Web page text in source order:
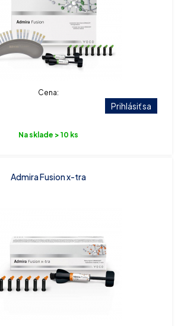
Cena:
Prihlásiť sa
Na sklade > 10 ks
Admira Fusion x-tra